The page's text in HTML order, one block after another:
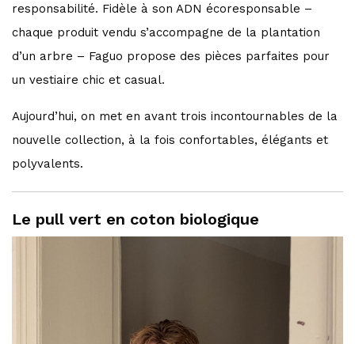
responsabilité. Fidèle à son ADN écoresponsable –
chaque produit vendu s’accompagne de la plantation
d’un arbre – Faguo propose des pièces parfaites pour
un vestiaire chic et casual.
Aujourd’hui, on met en avant trois incontournables de la
nouvelle collection, à la fois confortables, élégants et
polyvalents.
Le pull vert en coton biologique